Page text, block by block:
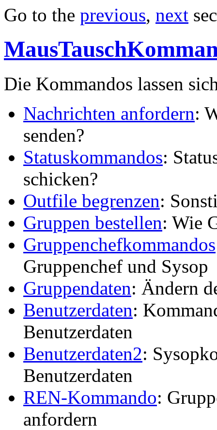
Go to the previous, next
Die Kommandos lassen
Nachrichten anfordern:
senden?
Statuskommandos:
schicken?
Outfile begrenzen:
Gruppen bestellen: Wie
Gruppenchefkommandos
Gruppenchef und Sysop
Gruppendaten: Ändern
Benutzerdaten:
Benutzerdaten
Benutzerdaten2:
Benutzerdaten
REN-Kommando:
anfordern